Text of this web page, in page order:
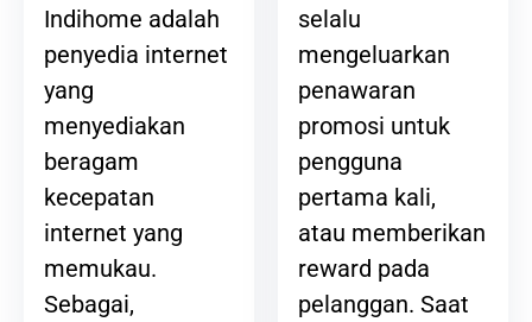
Indihome adalah
penyedia internet
yang
menyediakan
beragam
kecepatan
internet yang
memukau.
Sebagai,
selalu
mengeluarkan
penawaran
promosi untuk
pengguna
pertama kali,
atau memberikan
reward pada
pelanggan. Saat